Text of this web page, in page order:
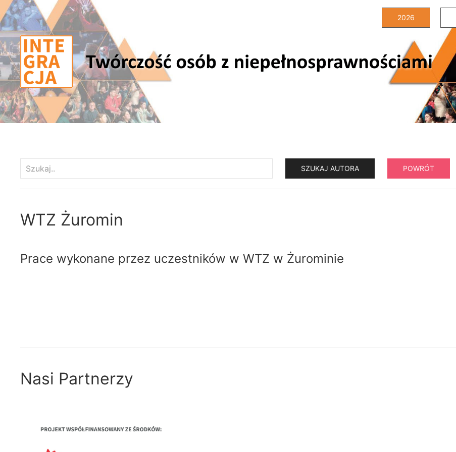
2026
SZUKAJ AUTORA POWRÓT
WTZ Żuromin
Prace wykonane przez uczestników w WTZ w Żurominie
Nasi Partnerzy